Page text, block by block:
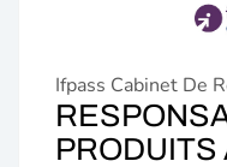
Ifpass Cabinet De